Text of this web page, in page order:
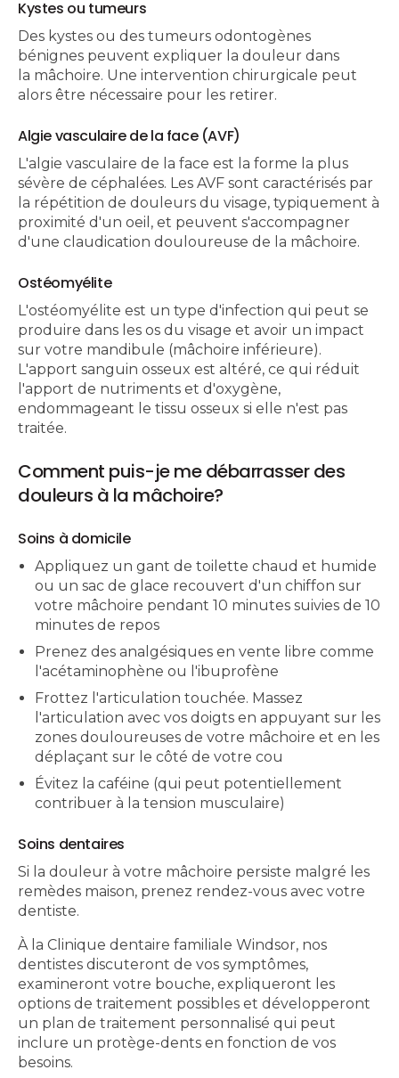
Kystes ou tumeurs
Des kystes ou des tumeurs odontogènes
bénignes peuvent expliquer la douleur dans
la mâchoire. Une intervention chirurgicale peut
alors être nécessaire pour les retirer.
Algie vasculaire de la face (AVF)
L'algie vasculaire de la face est la forme la plus
sévère de céphalées. Les AVF sont caractérisés par
la répétition de douleurs du visage, typiquement à
proximité d'un oeil, et peuvent s'accompagner
d'une claudication douloureuse de la mâchoire.
Ostéomyélite
L'ostéomyélite est un type d'infection qui peut se
produire dans les os du visage et avoir un impact
sur votre mandibule (mâchoire inférieure).
L'apport sanguin osseux est altéré, ce qui réduit
l'apport de nutriments et d'oxygène,
endommageant le tissu osseux si elle n'est pas
traitée.
Comment puis-je me débarrasser des
douleurs à la mâchoire?
Soins à domicile
Appliquez un gant de toilette chaud et humide
ou un sac de glace recouvert d'un chiffon sur
votre mâchoire pendant 10 minutes suivies de 10
minutes de repos
Prenez des analgésiques en vente libre comme
l'acétaminophène ou l'ibuprofène
Frottez l'articulation touchée. Massez
l'articulation avec vos doigts en appuyant sur les
zones douloureuses de votre mâchoire et en les
déplaçant sur le côté de votre cou
Évitez la caféine (qui peut potentiellement
contribuer à la tension musculaire)
Soins dentaires
Si la douleur à votre mâchoire persiste malgré les
remèdes maison, prenez rendez-vous avec votre
dentiste.
À la Clinique dentaire familiale Windsor, nos
dentistes discuteront de vos symptômes,
examineront votre bouche, expliqueront les
options de traitement possibles et développeront
un plan de traitement personnalisé qui peut
inclure un protège-dents en fonction de vos
besoins.